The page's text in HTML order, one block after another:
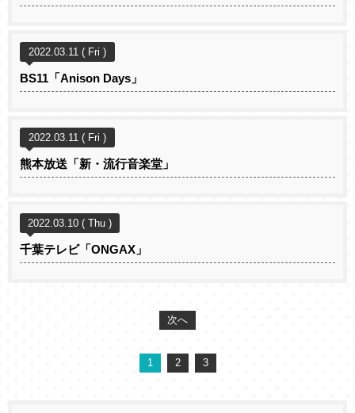
2022.03.11 ( Fri )
BS11「Anison Days」
2022.03.11 ( Fri )
熊本放送「新・流行音楽堂」
2022.03.10 ( Thu )
千葉テレビ「ONGAX」
次へ
1 2 3